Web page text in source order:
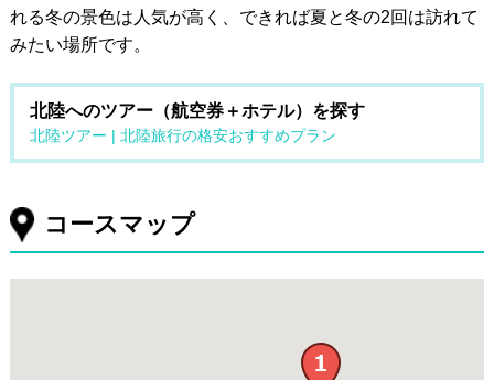
れる冬の景色は人気が高く、できれば夏と冬の2回は訪れて
みたい場所です。
北陸へのツアー（航空券＋ホテル）を探す
北陸ツアー | 北陸旅行の格安おすすめプラン
コースマップ